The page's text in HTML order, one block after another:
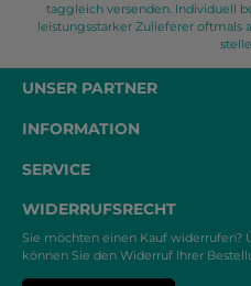
taggleich versenden. Individuell
leistungsstarker Zulieferer oftmals
UNSER PARTNER
INFORMATION
SERVICE
WIDERRUFSRECHT
Sie möchten einen Kauf widerrufen?
können Sie den Widerruf Ihrer